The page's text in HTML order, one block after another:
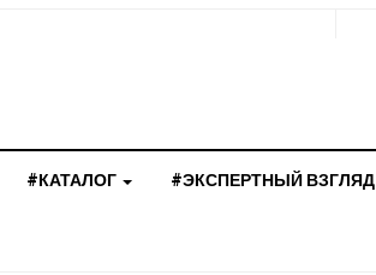
#КАТАЛОГ #ЭКСПЕРТНЫЙ ВЗГЛЯД